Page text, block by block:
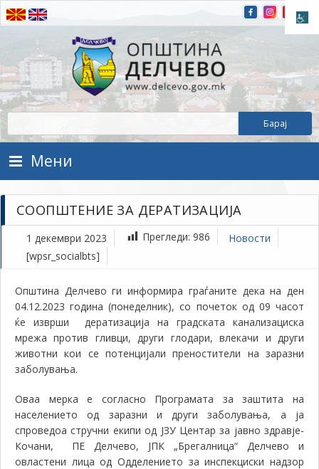
Прескокнете на содржината
Општина Делчево
Општина Делчево
Мени
СООПШТЕНИЕ ЗА ДЕРАТИЗАЦИЈА
1 декември 2023 Прегледи: 986
Новости
[wpsr_socialbts]
Општина Делчево ги информира граѓаните дека на ден
04.12.2023 година (понеделник), со почеток од 09 часот
ќе изврши дератизација на градската канализациска
мрежа против гливци, други глодари, влекачи и други
животни кои се потенцијали преностители на заразни
заболувања.
Оваа мерка е согласно Програмата за заштита на
населението од заразни и други заболувања, а ја
спроведоа стручни екипи од ЈЗУ Центар за јавно здравје-
Кочани, ПЕ Делчево, ЈПК „Брегалница“ Делчево и
овластени лица од Одделението за инспекциски надзор